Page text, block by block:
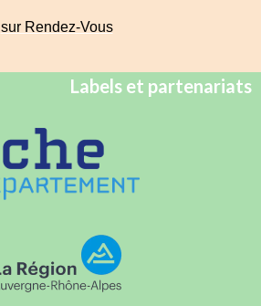
sur Rendez-Vous
Labels et partenariats